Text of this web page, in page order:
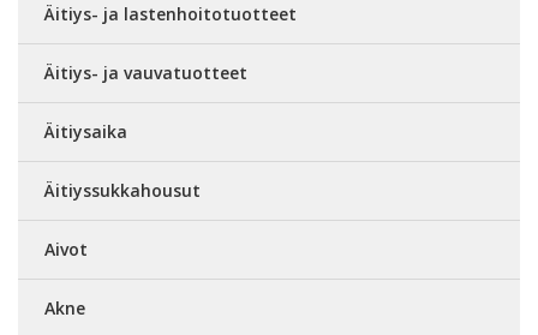
Äitiys- ja lastenhoitotuotteet
Äitiys- ja vauvatuotteet
Äitiysaika
Äitiyssukkahousut
Aivot
Akne